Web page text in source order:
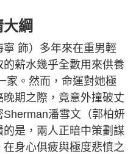
大綱
飾）多年來在重男輕
薪水幾乎全數用來供養
家。然而，命運對她極
期之際，竟意外撞破丈
潘雪文（郭柏妍
是，兩人正暗中策劃謀
身心俱疲與極度悲憤之